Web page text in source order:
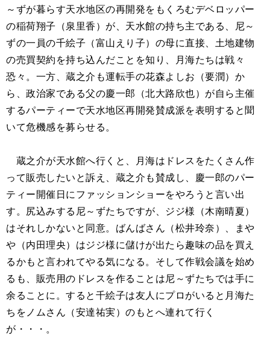
～ずが暮らす天水地区の再開発をもくろむデベロッパー
の稲荷翔子（泉里香）が、天水館の持ち主である、尼～
ずの一員の千絵子（富山えり子）の母に直接、土地建物
の売買契約を持ち込んだことを知り、月海たちは戦々
恐々。一方、蔵之介も運転手の花森よしお（要潤）か
ら、政治家である父の慶一郎（北大路欣也）が自ら主催
するパーティーで天水地区再開発賛成派を表明すると聞
いて危機感を募らせる。
蔵之介が天水館へ行くと、月海はドレスをたくさん作
って販売したいと訴え、蔵之介も賛成し、慶一郎のパー
ティー開催日にファッションショーをやろうと言い出
す。尻込みする尼～ずたちですが、ジジ様（木南晴夏）
はそれしかないと同意。ばんばさん（松井玲奈）、まや
や（内田理央）はジジ様に儲けが出たら趣味の品を買え
るかもと言われてやる気になる。そして作戦会議を始め
るも、販売用のドレスを作ることは尼～ずたちでは手に
余ることに。すると千絵子は友人にプロがいると月海た
ちをノムさん（安達祐実）のもとへ連れて行く
が・・・。